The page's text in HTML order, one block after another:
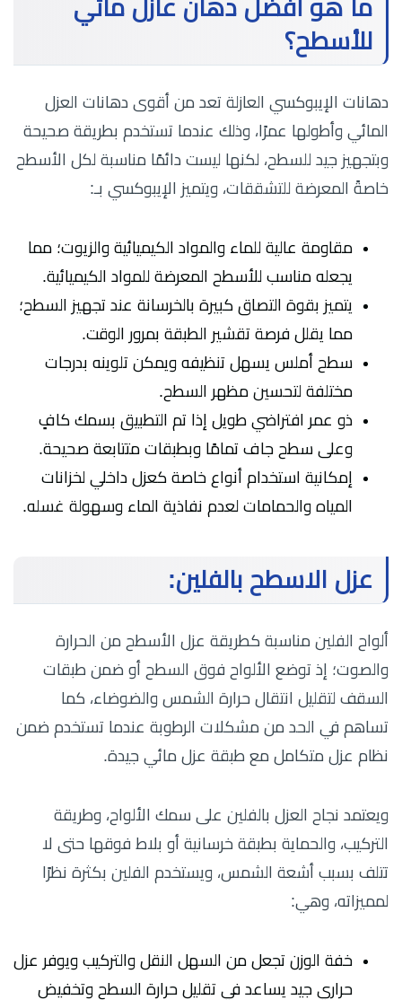
ما هو أفضل دهان عازل مائي
للأسطح؟
دهانات الإيبوكسي العازلة تعد من أقوى دهانات العزل
المائي وأطولها عمرًا، وذلك عندما تستخدم بطريقة صحيحة
وبتجهيز جيد للسطح، لكنها ليست دائمًا مناسبة لكل الأسطح
خاصةً المعرضة للتشققات، ويتميز الإيبوكسي بـ:
مقاومة عالية للماء والمواد الكيميائية والزيوت؛ مما
يجعله مناسب للأسطح المعرضة للمواد الكيميائية.
يتميز بقوة التصاق كبيرة بالخرسانة عند تجهيز السطح؛
مما يقلل فرصة تقشير الطبقة بمرور الوقت.
سطح أملس يسهل تنظيفه ويمكن تلوينه بدرجات
مختلفة لتحسين مظهر السطح.
ذو عمر افتراضي طويل إذا تم التطبيق بسمك كافٍ
وعلى سطح جاف تمامًا وبطبقات متتابعة صحيحة.
إمكانية استخدام أنواع خاصة كعزل داخلي لخزانات
المياه والحمامات لعدم نفاذية الماء وسهولة غسله.
عزل الاسطح بالفلين:
ألواح الفلين مناسبة كطريقة عزل الأسطح من الحرارة
والصوت؛ إذ توضع الألواح فوق السطح أو ضمن طبقات
السقف لتقليل انتقال حرارة الشمس والضوضاء، كما
تساهم في الحد من مشكلات الرطوبة عندما تستخدم ضمن
نظام عزل متكامل مع طبقة عزل مائي جيدة.
ويعتمد نجاح العزل بالفلين على سمك الألواح، وطريقة
التركيب، والحماية بطبقة خرسانية أو بلاط فوقها حتى لا
تتلف بسبب أشعة الشمس، ويستخدم الفلين بكثرة نظرًا
لمميزاته، وهي:
خفة الوزن تجعل من السهل النقل والتركيب ويوفر عزل
حراري جيد يساعد في تقليل حرارة السطح وتخفيض